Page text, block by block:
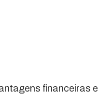
financeiras e